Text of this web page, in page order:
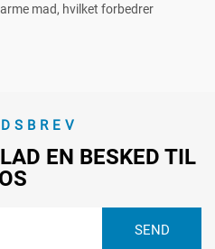
mad, hvilket forbedrer
EN BESKED TIL
OS